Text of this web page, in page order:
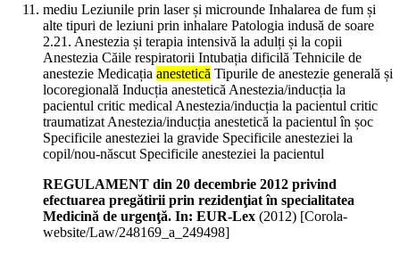
mediu Leziunile prin laser și microunde Inhalarea de fum și
alte tipuri de leziuni prin inhalare Patologia indusă de soare
2.21. Anestezia și terapia intensivă la adulți și la copii
Anestezia Căile respiratorii Intubația dificilă Tehnicile de
anestezie Medicația anestetică Tipurile de anestezie generală și
locoregională Inducția anestetică Anestezia/inducția la
pacientul critic medical Anestezia/inducția la pacientul critic
traumatizat Anestezia/inducția anestetică la pacientul în șoc
Specificile anesteziei la gravide Specificile anesteziei la
copil/nou-născut Specificile anesteziei la pacientul
REGULAMENT din 20 decembrie 2012 privind
efectuarea pregătirii prin rezidenţiat în specialitatea
Medicină de urgenţă. In: EUR-Lex (2012) [Corola-
website/Law/248169_a_249498]